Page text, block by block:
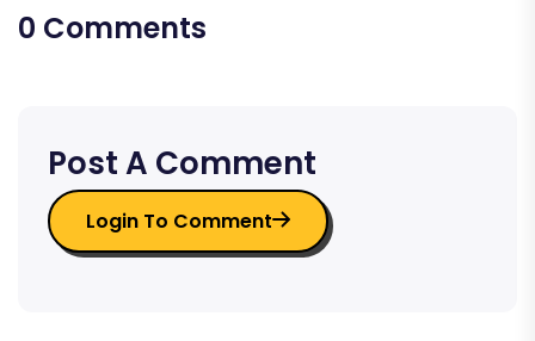
0 Comments
Post A Comment
Login To Comment